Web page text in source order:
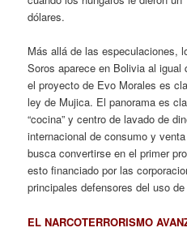
dólares.
Más allá de las especulaciones,
Soros aparece en Bolivia al igual
el proyecto de Evo Morales es
ley de Mujica. El panorama es
“cocina” y centro de lavado de
internacional de consumo y
busca convertirse en el primer
esto financiado por las
principales defensores del uso
EL NARCOTERRORISMO